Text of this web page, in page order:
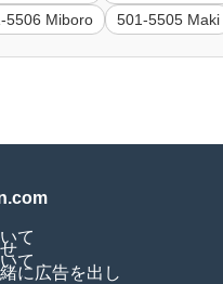
5506 Miboro
501-5505 Maki
て
て
に広告を出し